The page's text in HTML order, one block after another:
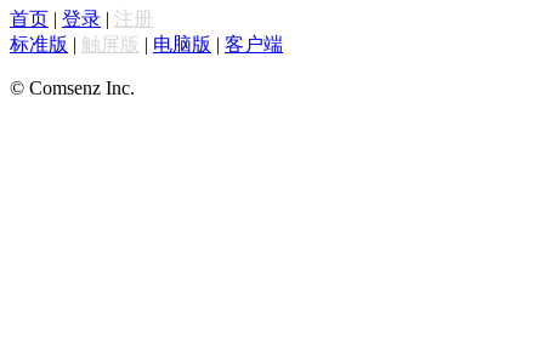
首页 | 登录 | 注册
标准版 | 触屏版 | 电脑版 | 客户端
© Comsenz Inc.